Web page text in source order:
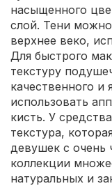
насыщенного
слой. Тени
верхнее веко,
Для быстрого
текстуру
качественного и
использовать
кисть. У
текстура,
девушек с очень
коллекции
натуральных и